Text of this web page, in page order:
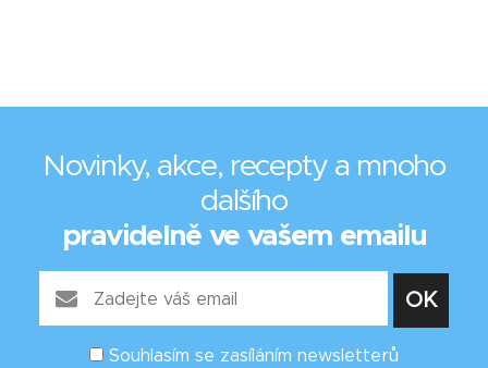
Novinky, akce, recepty a mnoho
dalšího
pravidelně ve vašem emailu
Souhlasím se zasíláním newsletterů